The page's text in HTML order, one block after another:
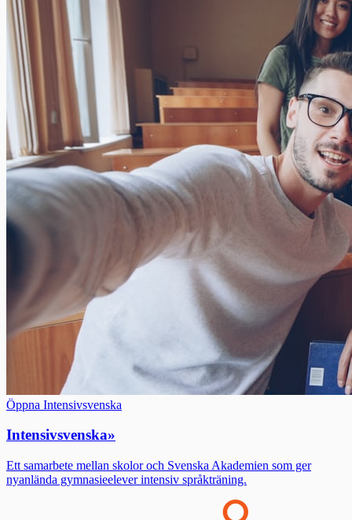
Öppna Intensivsvenska
Intensivsvenska»
Ett samarbete mellan skolor och Svenska Akademien som ger
nyanlända gymnasieelever intensiv språkträning.